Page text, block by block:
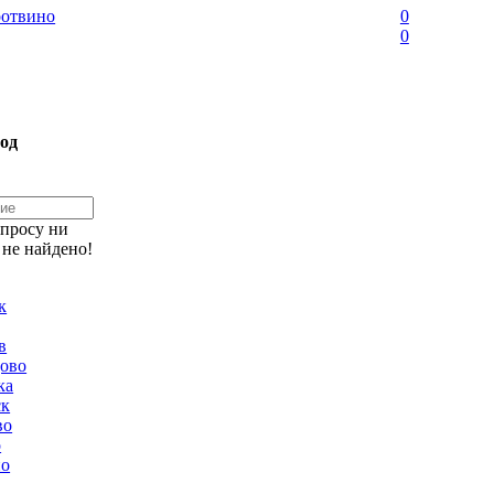
0
0
ни
найдено!